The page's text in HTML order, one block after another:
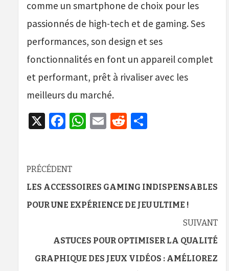
comme un smartphone de choix pour les
passionnés de high-tech et de gaming. Ses
performances, son design et ses
fonctionnalités en font un appareil complet
et performant, prêt à rivaliser avec les
meilleurs du marché.
X Facebook
WhatsApp
EmailReddit
Navigation
d’article
PRÉCÉDENT
LES ACCESSOIRES GAMING INDISPENSABLES
POUR UNE EXPÉRIENCE DE JEU ULTIME !
SUIVANT
ASTUCES POUR OPTIMISER LA QUALITÉ
GRAPHIQUE DES JEUX VIDÉOS : AMÉLIOREZ